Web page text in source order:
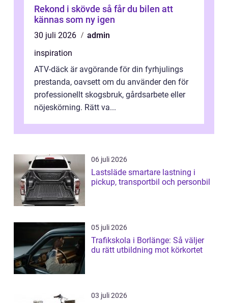
Rekond i skövde så får du bilen att
kännas som ny igen
30 juli 2026
admin
inspiration
ATV-däck är avgörande för din fyrhjulings
prestanda, oavsett om du använder den för
professionellt skogsbruk, gårdsarbete eller
nöjeskörning. Rätt va...
06 juli 2026
Lastsläde smartare lastning i
pickup, transportbil och personbil
05 juli 2026
Trafikskola i Borlänge: Så väljer
du rätt utbildning mot körkortet
03 juli 2026